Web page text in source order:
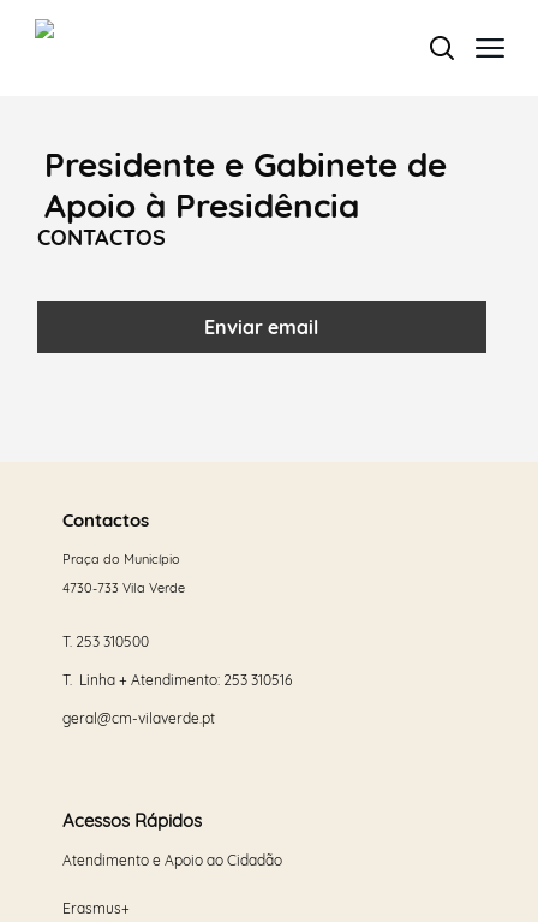
Termo de Pesquisa
Categorias gerais
Presidente e Gabinete de
Apoio à Presidência
CONTACTOS
Enviar email
maisContactos
Praça do Município
4730-733 Vila Verde
T. 253 310500
T. Linha + Atendimento: 253 310516
geral@cm-vilaverde.pt
Acessos Rápidos
Atendimento e Apoio ao Cidadão
Erasmus+